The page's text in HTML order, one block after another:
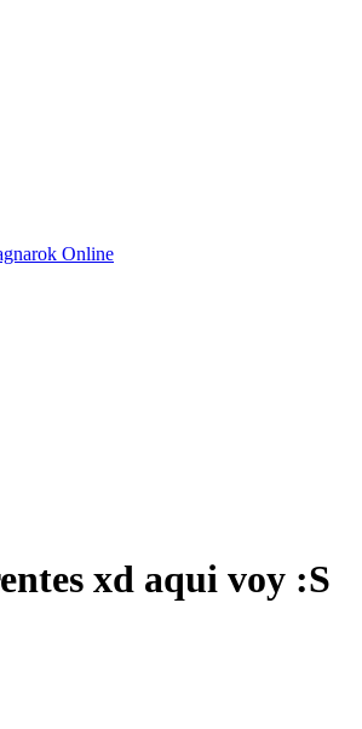
Online
xd aqui voy :S